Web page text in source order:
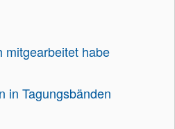
mitgearbeitet habe
in Tagungsbänden